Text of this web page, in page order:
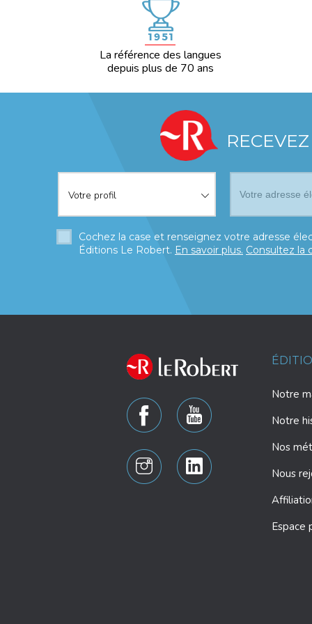
La référence des langues
depuis plus de 70 ans
Votre profil*
Votre profil
Cochez la case et renseignez votre adresse
Éditions Le Robert. En savoir plus. Consultez la
Notre
Notre
Nos
Nous
Espace